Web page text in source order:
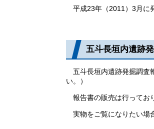
平成23年（2011）3月に
五斗長垣内遺跡
五斗長垣内遺跡発掘調査
い。）
報告書の販売は行ってお
実物をご覧になりたい場